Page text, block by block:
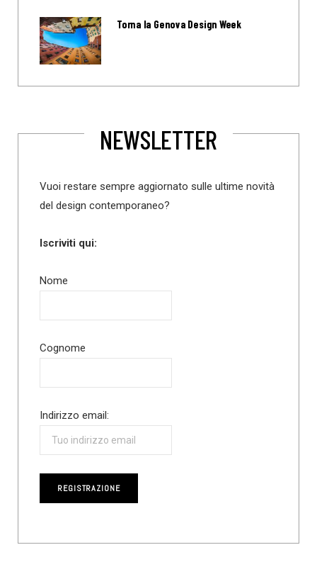
Torna la Genova Design Week
NEWSLETTER
Vuoi restare sempre aggiornato sulle ultime novità
del design contemporaneo?
Iscriviti qui:
Nome
Cognome
Indirizzo email: